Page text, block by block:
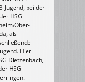
Jugend, bei der
HSG
Ober-
als
Hier
Dietzenbach,
HSG